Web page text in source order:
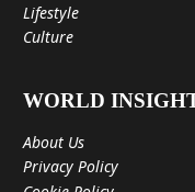
Lifestyle
Culture
WORLD
About Us
Privacy Policy